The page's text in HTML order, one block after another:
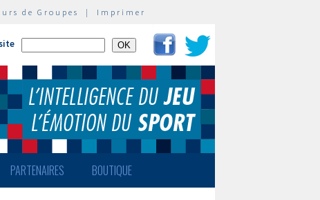
de Groupes | Imprimer
PARTENAIRES BOUTIQUE